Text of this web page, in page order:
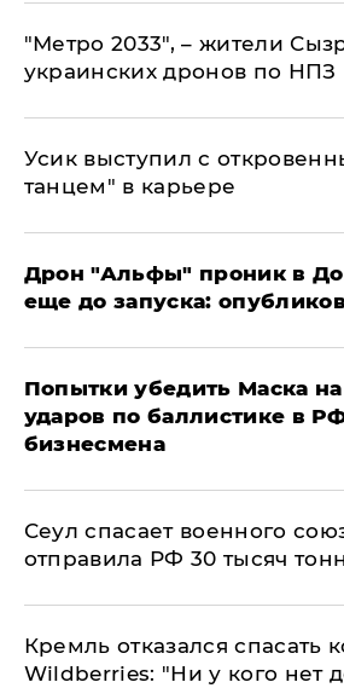
"Метро 2033", – жители
украинских дронов по НПЗ
Усик выступил с
танцем" в карьере
Дрон "Альфы" проник в
еще до запуска:
Попытки убедить Маска
ударов по баллистике в
бизнесмена
​Сеул спасает военного
отправила РФ 30 тысяч
Кремль отказался спасать
Wildberries: "Ни у кого нет